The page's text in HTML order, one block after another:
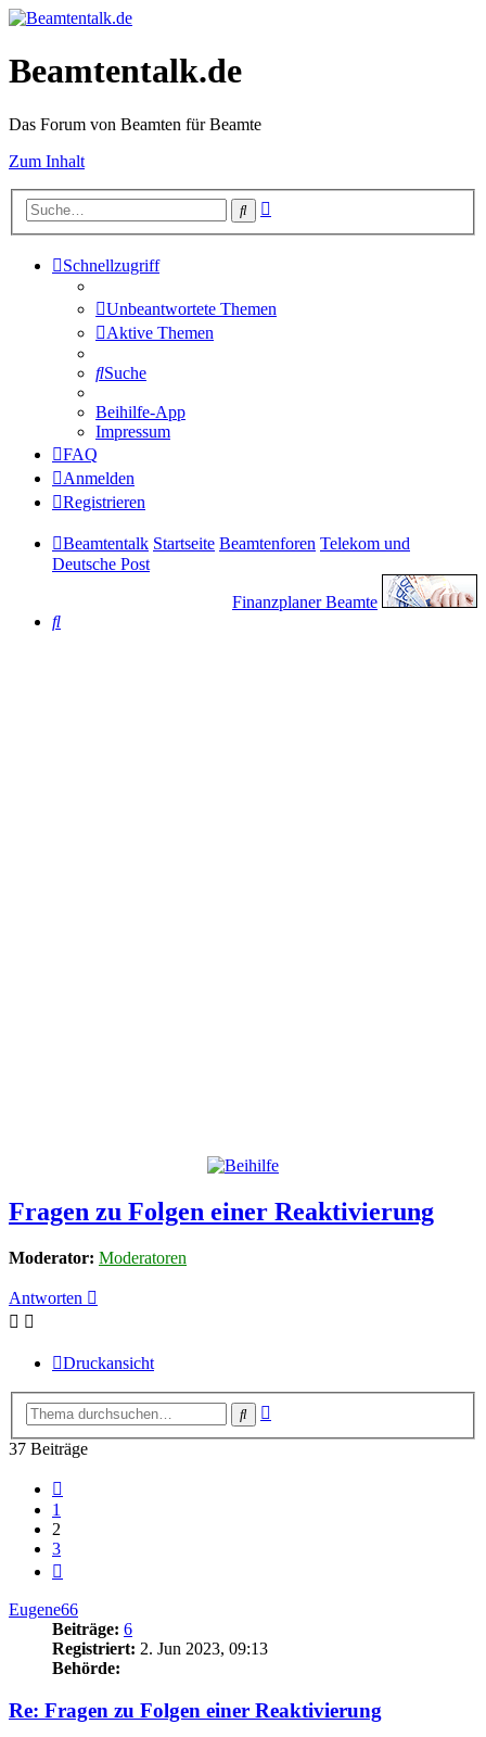
Beamtentalk.de
Das Forum von Beamten für Beamte
Zum Inhalt
Suche
Schnellzugriff
Unbeantwortete Themen
Aktive Themen
Suche
Beihilfe-App
Impressum
FAQ
Anmelden
Registrieren
Beamtentalk Startseite Beamtenforen Telekom und
Deutsche Post
Finanzplaner Beamte
Suche
Fragen zu Folgen einer Reaktivierung
Moderator: Moderatoren
Antworten
Druckansicht
Suche
37 Beiträge
1
2
3
Eugene66
Beiträge: 6
Registriert: 2. Jun 2023, 09:13
Behörde:
Re: Fragen zu Folgen einer Reaktivierung